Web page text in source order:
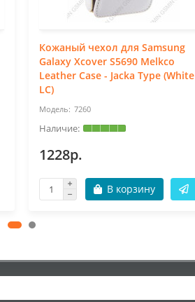
Кожаный чехол для Samsung
Galaxy Xcover S5690 Melkco
Leather Case - Jacka Type (White
LC)
7260
1228р.
В корзину